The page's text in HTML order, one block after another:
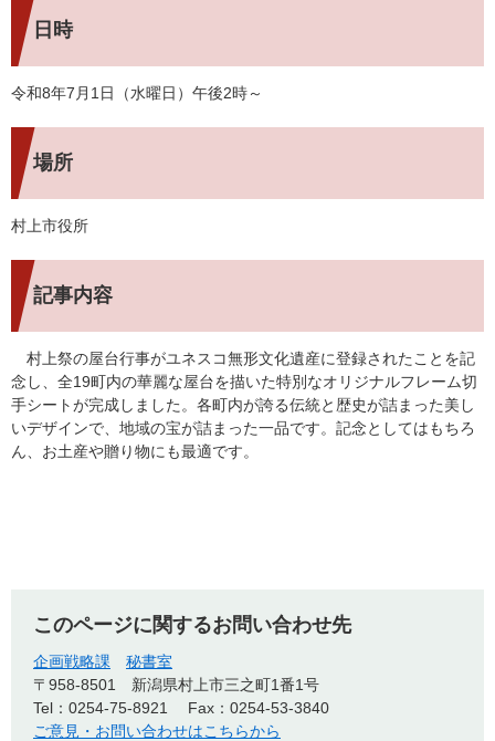
日時
令和8年7月1日（水曜日）午後2時～
場所
村上市役所
記事内容
村上祭の屋台行事がユネスコ無形文化遺産に登録されたことを記
念し、全19町内の華麗な屋台を描いた特別なオリジナルフレーム切
手シートが完成しました。各町内が誇る伝統と歴史が詰まった美し
いデザインで、地域の宝が詰まった一品です。記念としてはもちろ
ん、お土産や贈り物にも最適です。
このページに関するお問い合わせ先
企画戦略課
秘書室
〒958-8501
新潟県村上市三之町1番1号
Tel：0254-75-8921
Fax：0254-53-3840
ご意見・お問い合わせはこちらから